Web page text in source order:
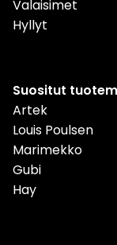
Valaisimet
Hyllyt
Suositut
Artek
Louis Poulsen
Marimekko
Gubi
Hay